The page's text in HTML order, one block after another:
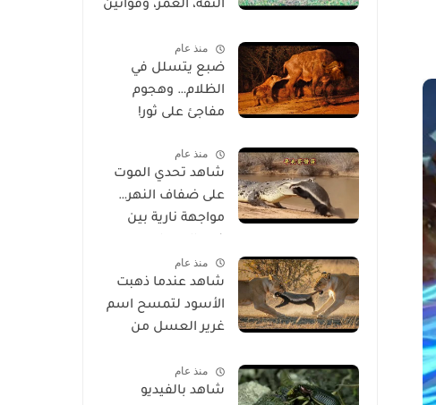
الثقة، العمر، وقوانين
منذ عام
ضبع يتسلل في
الظلام… وهجوم
مفاجئ على ثور!
منذ عام
شاهد تحدي الموت
على ضفاف النهر…
مواجهة نارية بين
وتمساح شرس
منذ عام
شاهد عندما ذهبت
الأسود لتمسح اسم
غرير العسل من
منذ عام
شاهد بالفيديو